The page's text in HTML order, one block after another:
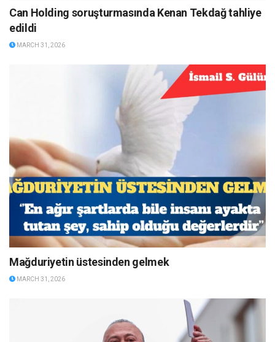
Can Holding soruşturmasında Kenan Tekdağ tahliye
edildi
MARCH 31, 2026
Mağduriyetin üstesinden gelmek
MARCH 31, 2026